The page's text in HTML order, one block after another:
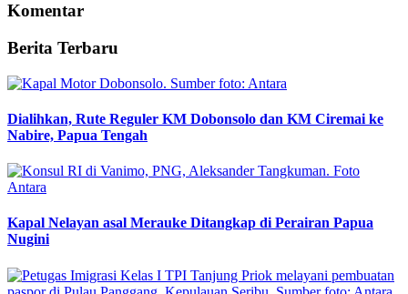
Komentar
Berita Terbaru
Dialihkan, Rute Reguler KM Dobonsolo dan KM Ciremai ke
Nabire, Papua Tengah
Kapal Nelayan asal Merauke Ditangkap di Perairan Papua
Nugini